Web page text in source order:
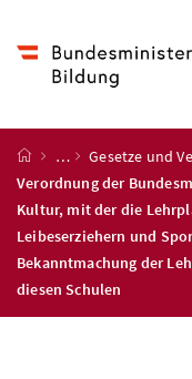
Startseite
…
Gesetze und
Verordnung der
Kultur, mit der die
Leibeserziehern und
Bekanntmachung der
diesen Schulen